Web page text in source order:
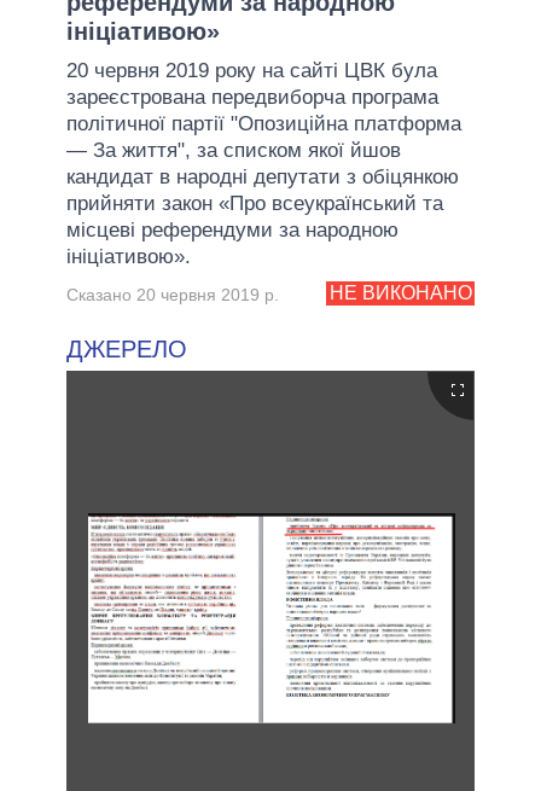
ініціативою»
20 червня 2019 року на сайті ЦВК була
зареєстрована передвиборча програма
політичної партії "Опозиційна платформа
— За життя", за списком якої йшов
кандидат в народні депутати з обіцянкою
прийняти закон «Про всеукраїнський та
місцеві референдуми за народною
ініціативою».
НЕ ВИКОНАНО
Сказано 20 червня 2019 р.
ДЖЕРЕЛО